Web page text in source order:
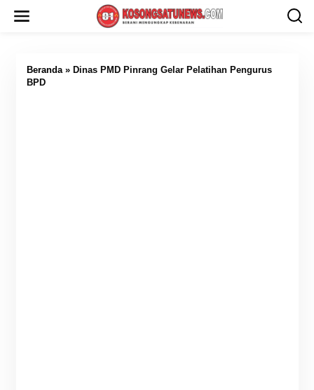
Beranda» Dinas PMD Pinrang Gelar Pelatihan Pengurus
BPD